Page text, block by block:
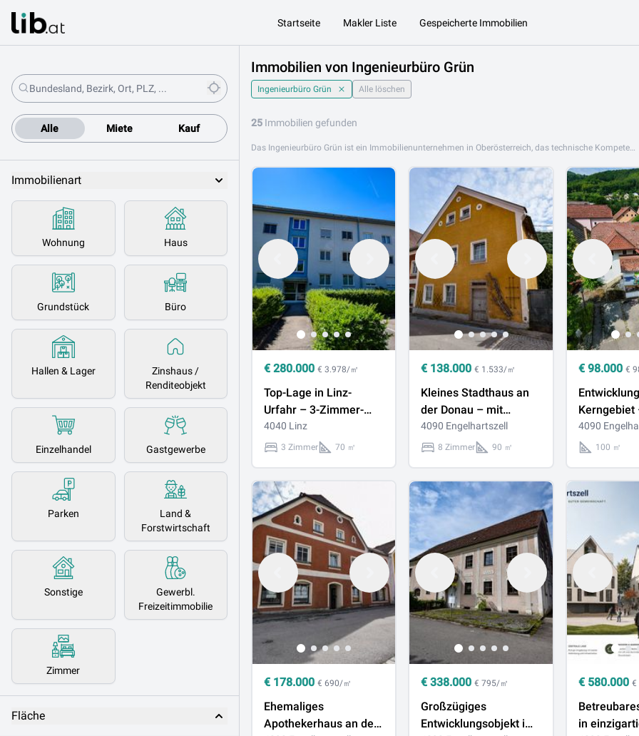
Startseite Makler Liste Gespeicherte Immobilien
Alle Miete Kauf
Immobilienart
Wohnung Haus
Grundstück Büro
Hallen & Lager
Zinshaus /
Renditeobjekt
Einzelhandel Gastgewerbe
Parken
Land &
Forstwirtschaft
Sonstige
Gewerbl.
Freizeitimmobilie
Zimmer
Fläche
Immobilien von Ingenieurbüro Grün
Ingenieurbüro Grün Alle löschen
25 Immobilien gefunden
Das Ingenieurbüro Grün ist ein Immobilienunternehmen in Oberösterreich, das technische Kompetenz mit professioneller Immobilienvermittlung verbindet. Mit fundiertem Fachwissen und regionalem Know-how berät Ingenieurbüro Grün Kunden bei Kauf, Verkauf und Vermietung von Wohn- und Gewerbeobjekten. Das Angebot umfasst Wohnungen, Häuser, Gewerbeobjekte sowie Grundstücke in Oberösterreich. Ingenieurbüro Grün steht für präzise Beratung, technisches Verständnis und eine professionelle Abwicklung aller Immobilientransaktionen. Ingenierbüro Grün ist an folgendem Standort aktiv: 4053 Ansfelden. Entdecken Sie jetzt die Immobilienangebote von Ingenieurbüro Grün auf Lib.at und finden Sie Ihr passendes Objekt in Oberösterreich.
€ 280.000 € 3.978/㎡
Top-Lage in Linz-
Urfahr – 3-Zimmer-
Wohnung mit Potenzial
& XXL-Keller
4040 Linz
3 Zimmer 70 ㎡
€ 138.000 € 1.533/㎡
Kleines Stadthaus an
der Donau – mit
Charme und Potenzial
4090 Engelhartszell
8 Zimmer 90 ㎡
€ 98.000 €
Kerngebiet
Gewerbe
Tourismus
4090
100 ㎡
€ 178.000 € 690/㎡
Ehemaliges
Apothekerhaus an der
€338.000 € 795/㎡
Großzügiges
Entwicklungsobjekt im
€ 580.000 €
in